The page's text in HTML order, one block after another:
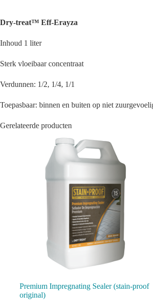
Dry-treat™ Eff-Erayza
Inhoud 1 liter
Sterk vloeibaar concentraat
Verdunnen: 1/2, 1/4, 1/1
Toepasbaar: binnen en buiten op niet
Gerelateerde producten
Premium Impregnating Sealer (stain-proof
original)